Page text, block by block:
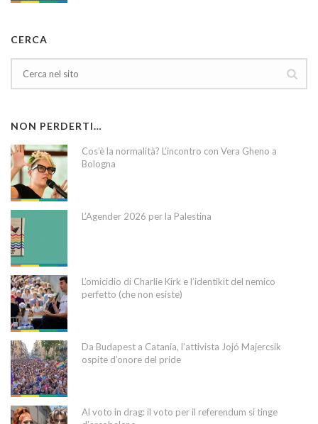
CERCA
NON PERDERTI…
Cos’è la normalità? L’incontro con Vera Gheno a
Bologna
L’Agender 2026 per la Palestina
L’omicidio di Charlie Kirk e l’identikit del nemico
perfetto (che non esiste)
Da Budapest a Catania, l’attivista Jojó Majercsik
ospite d’onore del pride
Al voto in drag: il voto per il referendum si tinge